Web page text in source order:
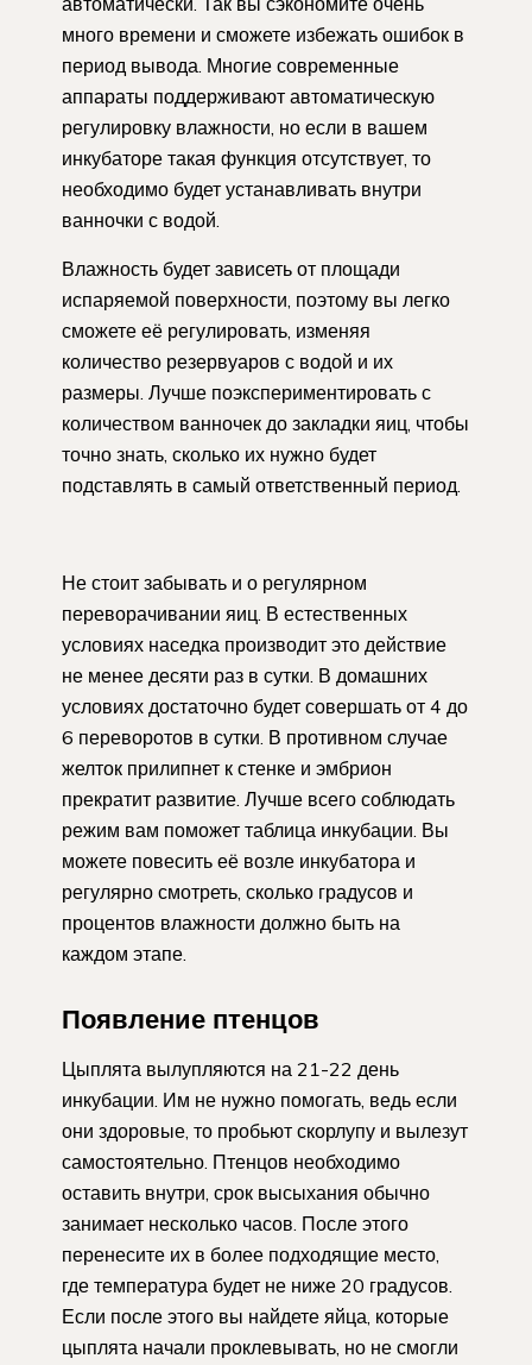
много времени и сможете избежать ошибок в
период вывода. Многие современные
аппараты поддерживают автоматическую
регулировку влажности, но если в вашем
инкубаторе такая функция отсутствует, то
необходимо будет устанавливать внутри
ванночки с водой.
Влажность будет зависеть от площади
испаряемой поверхности, поэтому вы легко
сможете её регулировать, изменяя
количество резервуаров с водой и их
размеры. Лучше поэкспериментировать с
количеством ванночек до закладки яиц, чтобы
точно знать, сколько их нужно будет
подставлять в самый ответственный период.
Не стоит забывать и о регулярном
переворачивании яиц. В естественных
условиях наседка производит это действие
не менее десяти раз в сутки. В домашних
условиях достаточно будет совершать от 4 до
6 переворотов в сутки. В противном случае
желток прилипнет к стенке и эмбрион
прекратит развитие. Лучше всего соблюдать
режим вам поможет таблица инкубации. Вы
можете повесить её возле инкубатора и
регулярно смотреть, сколько градусов и
процентов влажности должно быть на
каждом этапе.
Появление птенцов
Цыплята вылупляются на 21-22 день
инкубации. Им не нужно помогать, ведь если
они здоровые, то пробьют скорлупу и вылезут
самостоятельно. Птенцов необходимо
оставить внутри, срок высыхания обычно
занимает несколько часов. После этого
перенесите их в более подходящие место,
где температура будет не ниже 20 градусов.
Если после этого вы найдете яйца, которые
цыплята начали проклевывать, но не смогли